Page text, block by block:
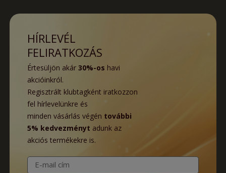
HÍRLEVÉL
FELIRATKOZÁS
Értesüljön akár 30%-os havi
akcióinkról.
Regisztrált klubtagként iratkozzon
fel hírlevelünkre és
minden vásárlás végén további
5% kedvezményt adunk az
akciós termékekre is.
E-mail cím